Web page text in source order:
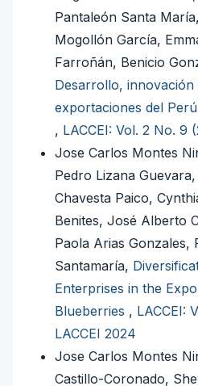
Pantaleón Santa
Mogollón García,
Farroñán, Benicio
Desarrollo, innovación
exportaciones del
, LACCEI: Vol. 2 No. 9
Jose Carlos Montes
Pedro Lizana
Chavesta Paico,
Benites, José Alberto
Paola Arias Gonzales,
Santamaría,
Enterprises in the
Blueberries , LACCEI:
LACCEI 2024
Jose Carlos Montes
Castillo-Coronado,